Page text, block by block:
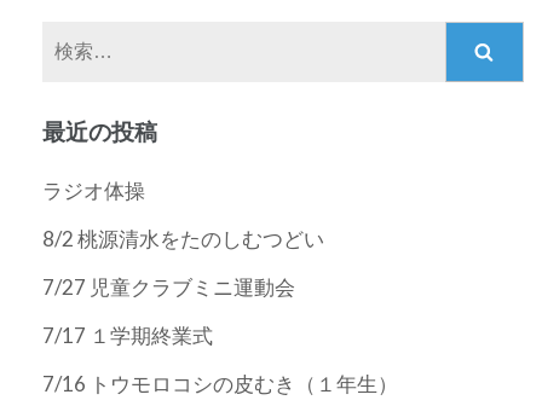
ョ
ン
最近の投稿
ラジオ体操
8/2 桃源清水をたのしむつどい
7/27 児童クラブミニ運動会
7/17 １学期終業式
7/16 トウモロコシの皮むき（１年生）